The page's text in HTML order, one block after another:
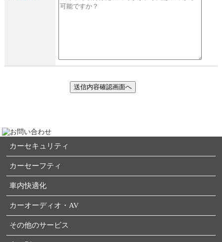
カーセキュリティ
カーセーフティ
車内快適化
カーオーディオ・AV
その他のサービス